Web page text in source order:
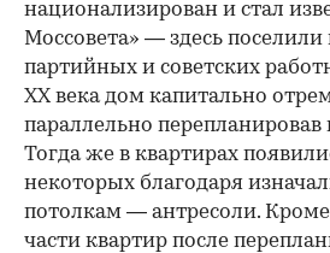
национализирован и стал
Моссовета» — здесь
партийных и советских
ХХ века дом капитально
параллельно
Тогда же в квартирах
некоторых благодаря
потолкам — антресоли.
части квартир после